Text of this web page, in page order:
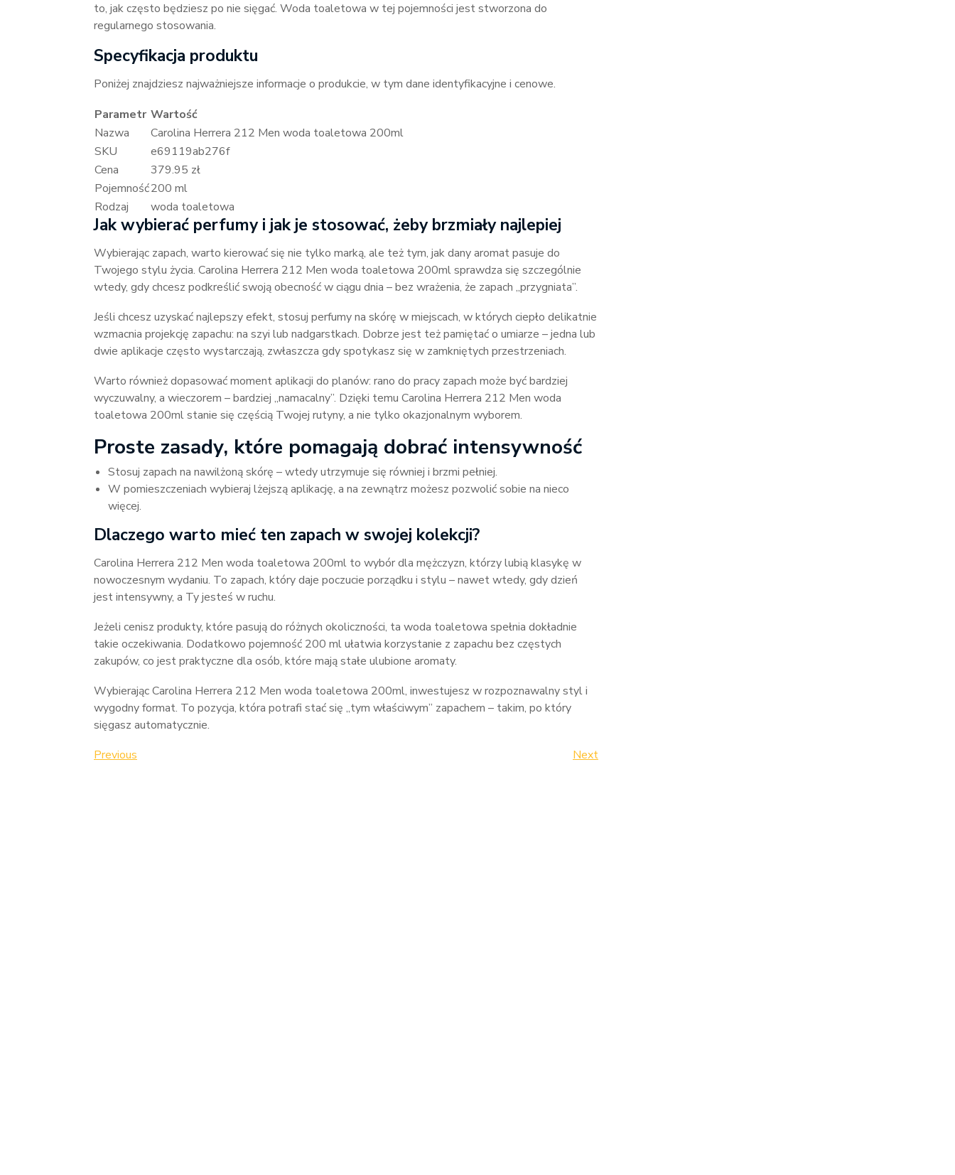
to, jak często będziesz po nie sięgać. Woda toaletowa w tej pojemności jest stworzona do
regularnego stosowania.
Specyfikacja produktu
Poniżej znajdziesz najważniejsze informacje o produkcie, w tym dane identyfikacyjne i cenowe.
Parametr Wartość
Nazwa
Carolina Herrera 212 Men woda toaletowa 200ml
SKU
e69119ab276f
Cena
379.95 zł
Pojemność200 ml
Rodzaj
woda toaletowa
Jak wybierać perfumy i jak je stosować, żeby brzmiały najlepiej
Wybierając zapach, warto kierować się nie tylko marką, ale też tym, jak dany aromat pasuje do
Twojego stylu życia. Carolina Herrera 212 Men woda toaletowa 200ml sprawdza się szczególnie
wtedy, gdy chcesz podkreślić swoją obecność w ciągu dnia – bez wrażenia, że zapach „przygniata”.
Jeśli chcesz uzyskać najlepszy efekt, stosuj perfumy na skórę w miejscach, w których ciepło delikatnie
wzmacnia projekcję zapachu: na szyi lub nadgarstkach. Dobrze jest też pamiętać o umiarze – jedna lub
dwie aplikacje często wystarczają, zwłaszcza gdy spotykasz się w zamkniętych przestrzeniach.
Warto również dopasować moment aplikacji do planów: rano do pracy zapach może być bardziej
wyczuwalny, a wieczorem – bardziej „namacalny”. Dzięki temu Carolina Herrera 212 Men woda
toaletowa 200ml stanie się częścią Twojej rutyny, a nie tylko okazjonalnym wyborem.
Proste zasady, które pomagają dobrać intensywność
Stosuj zapach na nawilżoną skórę – wtedy utrzymuje się równiej i brzmi pełniej.
W pomieszczeniach wybieraj lżejszą aplikację, a na zewnątrz możesz pozwolić sobie na nieco
więcej.
Dlaczego warto mieć ten zapach w swojej kolekcji?
Carolina Herrera 212 Men woda toaletowa 200ml to wybór dla mężczyzn, którzy lubią klasykę w
nowoczesnym wydaniu. To zapach, który daje poczucie porządku i stylu – nawet wtedy, gdy dzień
jest intensywny, a Ty jesteś w ruchu.
Jeżeli cenisz produkty, które pasują do różnych okoliczności, ta woda toaletowa spełnia dokładnie
takie oczekiwania. Dodatkowo pojemność 200 ml ułatwia korzystanie z zapachu bez częstych
zakupów, co jest praktyczne dla osób, które mają stałe ulubione aromaty.
Wybierając Carolina Herrera 212 Men woda toaletowa 200ml, inwestujesz w rozpoznawalny styl i
wygodny format. To pozycja, która potrafi stać się „tym właściwym” zapachem – takim, po który
sięgasz automatycznie.
Nawigacja
Previous
Previous
Next
Next